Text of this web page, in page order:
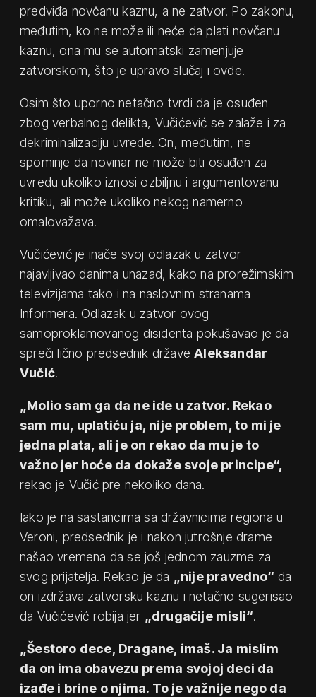
predviđa novčanu kaznu, a ne zatvor. Po zakonu,
međutim, ko ne može ili neće da plati novčanu
kaznu, ona mu se automatski zamenjuje
zatvorskom, što je upravo slučaj i ovde.
Osim što uporno netačno tvrdi da je osuđen
zbog verbalnog delikta, Vučićević se zalaže i za
dekriminalizaciju uvrede. On, međutim, ne
spominje da novinar ne može biti osuđen za
uvredu ukoliko iznosi ozbiljnu i argumentovanu
kritiku, ali može ukoliko nekog namerno
omalovažava.
Vučićević je inače svoj odlazak u zatvor
najavljivao danima unazad, kako na prorežimskim
televizijama tako i na naslovnim stranama
Informera. Odlazak u zatvor ovog
samoproklamovanog disidenta pokušavao je da
spreči lično predsednik državeAleksandar
Vučić.
„Molio sam ga da ne ide u zatvor. Rekao
sam mu, uplatiću ja, nije problem, to mi je
jedna plata, ali je on rekao da mu je to
važno jer hoće da dokaže svoje principe“,
rekao je Vučić pre nekoliko dana.
Iako je na sastancima sa državnicima regiona u
Veroni, predsednik je i nakon jutrošnje drame
našao vremena da se još jednom zauzme za
svog prijatelja. Rekao je da „nije pravedno“ da
on izdržava zatvorsku kaznu i netačno sugerisao
da Vučićević robija jer „drugačije misli“.
„Šestoro dece, Dragane, imaš. Ja mislim
da on ima obavezu prema svojoj deci da
izađe i brine o njima. To je važnije nego da